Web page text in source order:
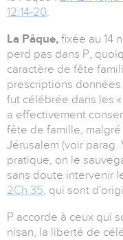
12:14-20.
La Pâque, fixée au 14
perd pas dans P,
caractère de fête
prescriptions données
fut célébrée dans les
a effectivement
fête de famille,
Jérusalem (voir parag.
pratique, on le
sans doute intervenir
2Ch 35, qui sont
P accorde à ceux qui
nisan, la liberté de